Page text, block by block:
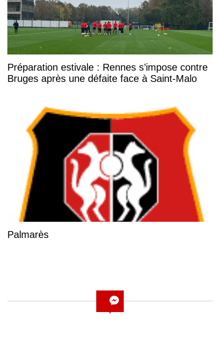
Préparation estivale : Rennes s’impose contre
Bruges après une défaite face à Saint-Malo
Palmarès